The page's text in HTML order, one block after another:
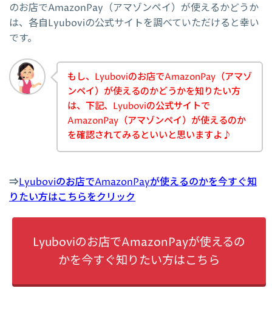
のお店でAmazonPay（アマゾンペイ）が使えるかどうか
は、各自Lyuboviの公式サイトを調べていただけると幸い
です。
もし、Lyuboviのお店でAmazonPay（アマゾ
ンペイ）が使えるのかどうかを知りたい方
は、下記、Lyuboviの公式サイトで
AmazonPay（アマゾンペイ）が使えるのか
を確認されてみるといいと思いますよ♪
⇒Lyuboviのお店でAmazonPayが使えるのかを今すぐ知
りたい方はこちらをクリック
Lyuboviのお店でAmazonPayが使えるの
かを今すぐ知りたい方はこちら